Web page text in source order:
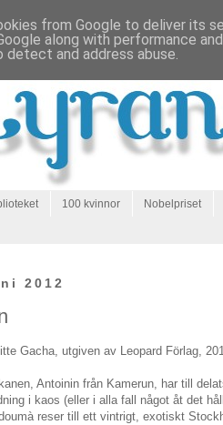
100 kvinnor Nobelpriset
2012
Gacha, utgiven av Leopard Förlag,
Antoinin från Kamerun, har till
i kaos (eller i alla fall något åt det
reser till ett vintrigt, exotiskt
from Google to deliver its
along with performance
and address abuse.